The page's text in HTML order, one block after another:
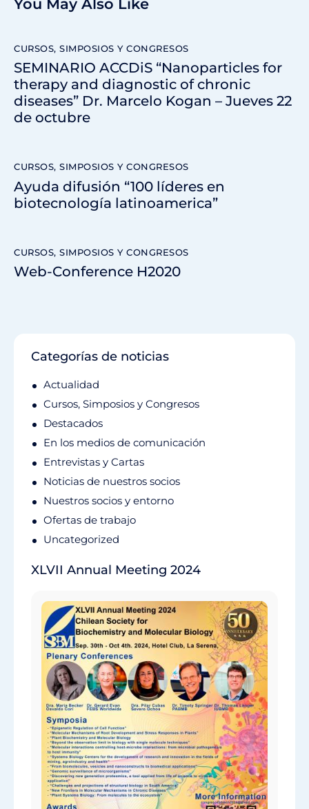
You May Also Like
CURSOS, SIMPOSIOS Y CONGRESOS
SEMINARIO ACCDiS “Nanoparticles for
therapy and diagnostic of chronic
diseases” Dr. Marcelo Kogan – Jueves 22
de octubre
CURSOS, SIMPOSIOS Y CONGRESOS
Ayuda difusión “100 líderes en
biotecnología latinoamerica”
CURSOS, SIMPOSIOS Y CONGRESOS
Web-Conference H2020
Categorías de noticias
Actualidad
Cursos, Simposios y Congresos
Destacados
En los medios de comunicación
Entrevistas y Cartas
Noticias de nuestros socios
Nuestros socios y entorno
Ofertas de trabajo
Uncategorized
XLVII Annual Meeting 2024